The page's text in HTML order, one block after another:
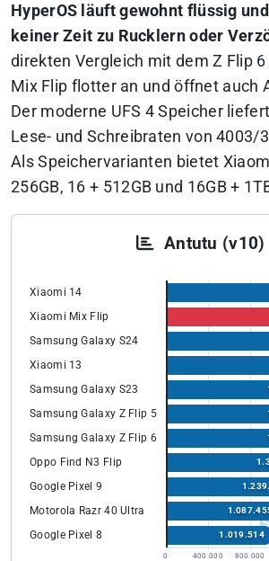
HyperOS läuft gewohnt flüssig
keiner Zeit zu Rucklern oder
direkten Vergleich mit dem Z Flip
Mix Flip flotter an und öffnet auch
Der moderne UFS 4 Speicher
Lese- und Schreibraten von 4003/
Als Speichervarianten bietet
256GB, 16 + 512GB und 16GB +
Antutu (v10)
Xiaomi 14
Xiaomi Mix Flip
Samsung Galaxy S24
Xiaomi 13
Samsung Galaxy S23
Samsung Galaxy Z Flip 5
Samsung Galaxy Z Flip 6
Oppo Find N3 Flip
Google Pixel 9
Motorola Razr 40 Ultra
Google Pixel 8 1.019.514
0 400.000 800.000